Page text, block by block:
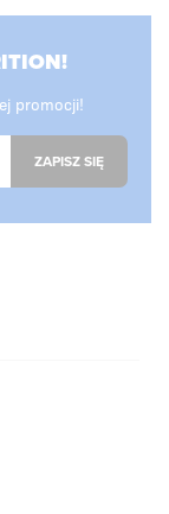
promocji!
ZAPISZ SIĘ